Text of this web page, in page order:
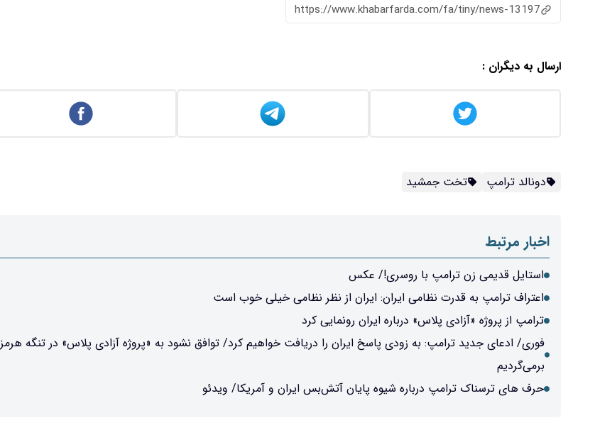
https://www.khabarfarda.com/fa/tiny/news-13197
ارسال به دیگران :
دونالد ترامپ تخت جمشید
اخبار مرتبط
استایل قدیمی زن ترامپ با روسری!/ عکس
اعتراف ترامپ به قدرت نظامی ایران: ایران از نظر نظامی خیلی خوب است
ترامپ از پروژه «آزادی پلاس» درباره ایران رونمایی کرد
فوری/ ادعای جدید ترامپ: به زودی پاسخ ایران را دریافت خواهیم کرد/ توافق نشود به «پروژه آزادی پلاس» در تنگه هرمز
برمی‌گردیم
حرف های ترسناک ترامپ درباره شیوه پایان آتش‌بس ایران و آمریکا/ ویدئو